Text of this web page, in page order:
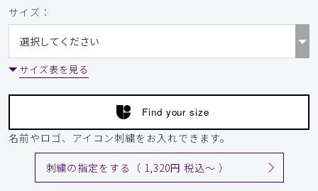
サイズ：
サイズ表を見る
Find your size
名前やロゴ、アイコン刺繍をお入れできます。
刺繍の指定をする（ 1,320円 税込〜 ）